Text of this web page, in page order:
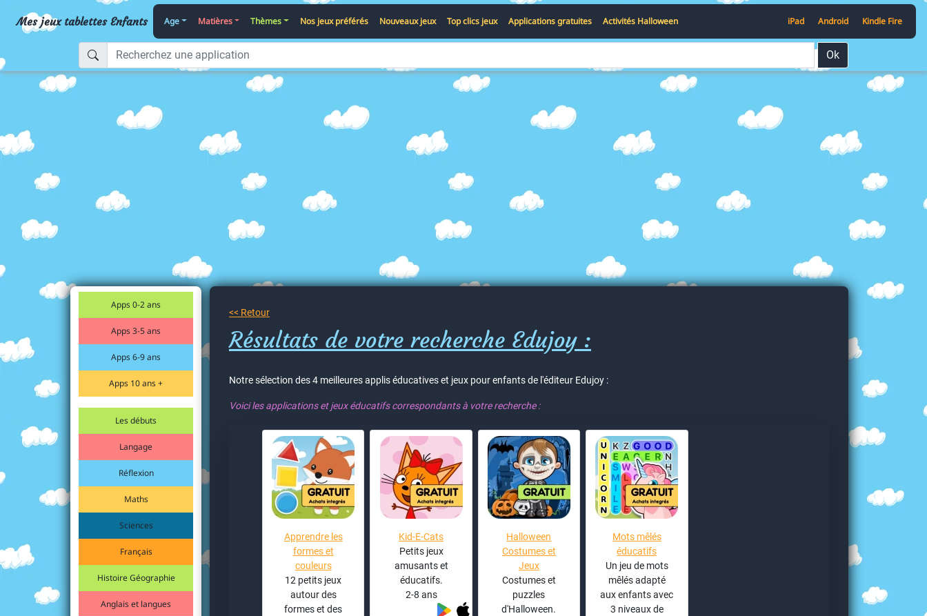
Mes jeux tablettes Enfants Age Matières Thèmes Nos jeux préférés Nouveaux jeux Top clics jeux Applications gratuites Activités Halloween iPad Android Kindle Fire
Ok
Apps 0-2 ans
Apps 3-5 ans
Apps 6-9 ans
Apps 10 ans +
Les débuts
Langage
Réflexion
Maths
Sciences
Français
Histoire Géographie
Anglais et langues
<< Retour
Résultats de votre recherche Edujoy :
Notre sélection des 4 meilleures applis éducatives et jeux pour enfants de l'éditeur Edujoy :
Voici les applications et jeux éducatifs correspondants à votre recherche :
Apprendre les
formes et
couleurs
12 petits jeux
autour des
formes et des
Kid-E-Cats
Petits jeux
amusants et
éducatifs.
2-8 ans
Halloween
Costumes et
Jeux
Costumes et
puzzles
d'Halloween.
Mots mêlés
éducatifs
Un jeu de mots
mêlés adapté
aux enfants avec
3 niveaux de